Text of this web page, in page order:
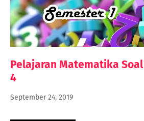
Pelajaran Matematika Soal
4
September 24, 2019